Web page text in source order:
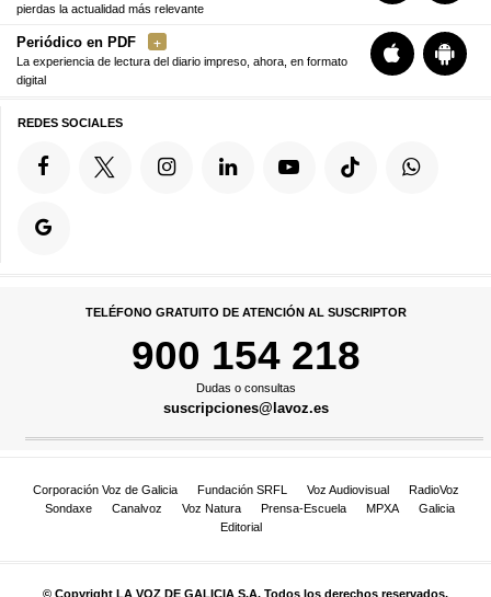
pierdas la actualidad más relevante
Periódico en PDF
La experiencia de lectura del diario impreso, ahora, en formato
digital
REDES SOCIALES
TELÉFONO GRATUITO DE ATENCIÓN AL SUSCRIPTOR
900 154 218
Dudas o consultas
suscripciones@lavoz.es
Corporación Voz de Galicia Fundación SRFL Voz Audiovisual
RadioVoz
Sondaxe
Canalvoz Voz Natura Prensa-Escuela MPXA
Galicia
Editorial
© Copyright LA VOZ DE GALICIA S.A. Todos los derechos reservados.